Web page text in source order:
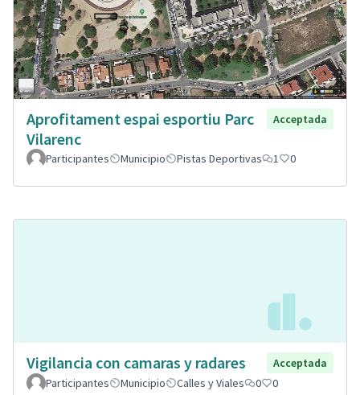
Aprofitament espai esportiu Parc
Vilarenc
Acceptada
Participantes Municipio Pistas Deportivas 1 0
Vigilancia con camaras y radares
Acceptada
Participantes
Municipio Calles y Viales 0 0